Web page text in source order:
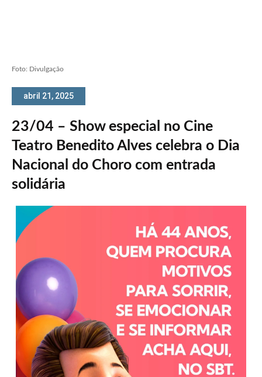
Foto: Divulgação
abril 21, 2025
23/04 – Show especial no Cine
Teatro Benedito Alves celebra o Dia
Nacional do Choro com entrada
solidária